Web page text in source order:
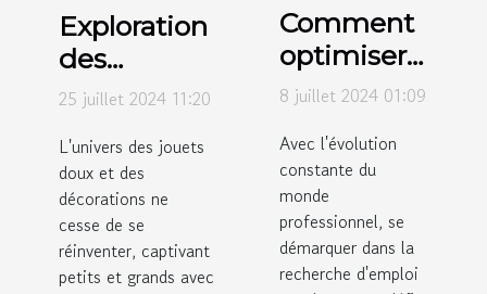
Exploration
des
tendances
en jouets
doux et
décorations
25 juillet 2024 11:20
L'univers des jouets
doux et des
décorations ne
cesse de se
réinventer, captivant
petits et grands avec
Comment
optimiser
votre profil
pour la
recherche
d'emploi
8 juillet 2024 01:09
Avec l'évolution
constante du
monde
professionnel, se
démarquer dans la
recherche d'emploi